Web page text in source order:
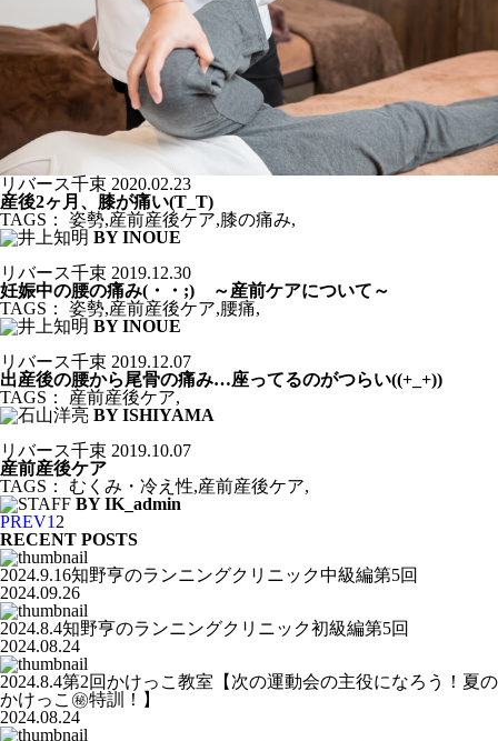
リバース千束 2020.02.23
産後2ヶ月、膝が痛い(T_T)
TAGS：
姿勢,産前産後ケア,膝の痛み,
BY INOUE
リバース千束 2019.12.30
妊娠中の腰の痛み(・・;) ～産前ケアについて～
TAGS：
姿勢,産前産後ケア,腰痛,
BY INOUE
リバース千束 2019.12.07
出産後の腰から尾骨の痛み…座ってるのがつらい((+_+))
TAGS：
産前産後ケア,
BY ISHIYAMA
リバース千束 2019.10.07
産前産後ケア
TAGS：
むくみ・冷え性,産前産後ケア,
BY IK_admin
PREV1 2
RECENT POSTS
2024.9.16知野亨のランニングクリニック中級編第5回
2024.09.26
2024.8.4知野亨のランニングクリニック初級編第5回
2024.08.24
2024.8.4第2回かけっこ教室【次の運動会の主役になろう！夏の
かけっこ㊙️特訓！】
2024.08.24